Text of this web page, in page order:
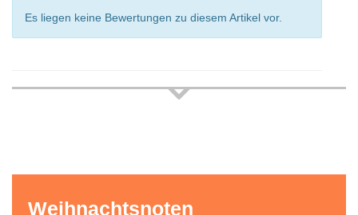
Es liegen keine Bewertungen zu diesem Artikel vor.
Weihnachtsnoten